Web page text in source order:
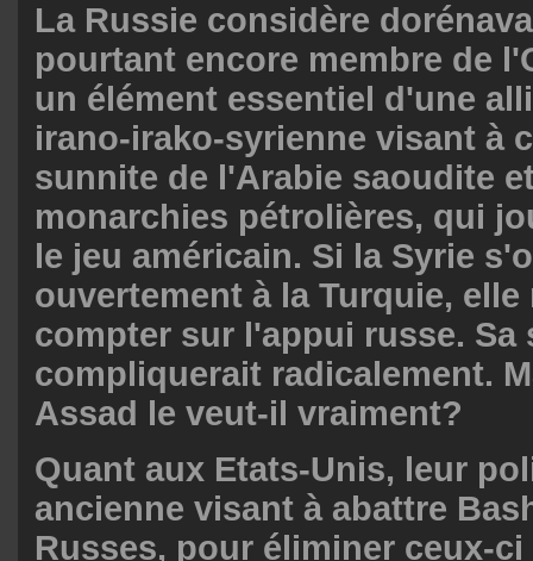
La Russie considère
pourtant encore membre de
un élément essentiel d'une
irano-irako-syrienne visant à
sunnite de l'Arabie saoudite
monarchies pétrolières, qui
le jeu américain. Si la Syrie
ouvertement à la Turquie,
compter sur l'appui russe. Sa
compliquerait radicalement.
Assad le veut-il vraiment?
Quant aux Etats-Unis, leur
ancienne visant à abattre
Russes, pour éliminer ceux-ci